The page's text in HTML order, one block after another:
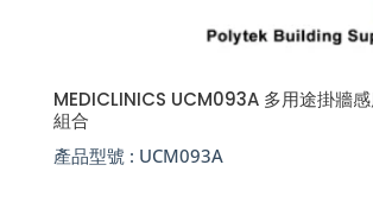
MEDICLINICS UCM093A 多用途掛牆
組合
產品型號 : UCM093A